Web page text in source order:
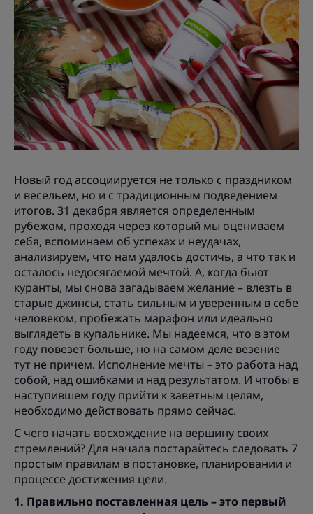
Новый год ассоциируется не только с праздником
и весельем, но и с традиционным подведением
итогов. 31 декабря является определенным
рубежом, проходя через который мы оцениваем
себя, вспоминаем об успехах и неудачах,
анализируем, что нам удалось достичь, а что так и
осталось недосягаемой мечтой. А, когда бьют
куранты, мы снова загадываем желание – влезть в
старые джинсы, стать сильным и уверенным в себе
человеком, пробежать марафон или идеально
выглядеть в купальнике. Мы надеемся, что в этом
году повезет больше, но на самом деле везение
тут не причем. Исполнение мечты – это работа над
собой, над ошибками и над результатом. И чтобы в
наступившем году прийти к заветным целям,
необходимо действовать прямо сейчас.
С чего начать восхождение на вершину своих
стремлений? Для начала постарайтесь следовать 7
простым правилам в постановке, планировании и
процессе достижения цели.
1. Правильно поставленная цель – это первый